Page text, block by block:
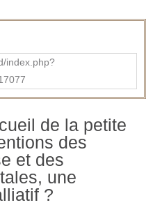
index.php?
de la petite
des
et des
une
?